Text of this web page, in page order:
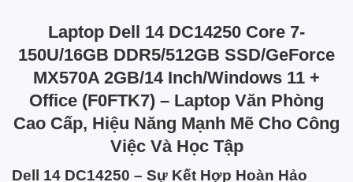
Laptop Dell 14 DC14250 Core 7-
150U/16GB DDR5/512GB SSD/GeForce
MX570A 2GB/14 Inch/Windows 11 +
Office (F0FTK7) – Laptop Văn Phòng
Cao Cấp, Hiệu Năng Mạnh Mẽ Cho Công
Việc Và Học Tập
Dell 14 DC14250 – Sự Kết Hợp Hoàn Hảo